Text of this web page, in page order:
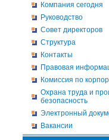
Компания сегодня
Руководство
Совет директоров
Структура
Контакты
Правовая
Комиссия по
Охрана труда и
безопасность
Электронный
Вакансии